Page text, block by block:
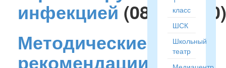
инфекцией(08.04.2020)
Методические
рекомендации
класс
ШСК
Школьный
театр